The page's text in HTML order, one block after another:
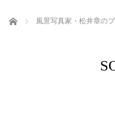
ホーム 風景写真家・松井章の